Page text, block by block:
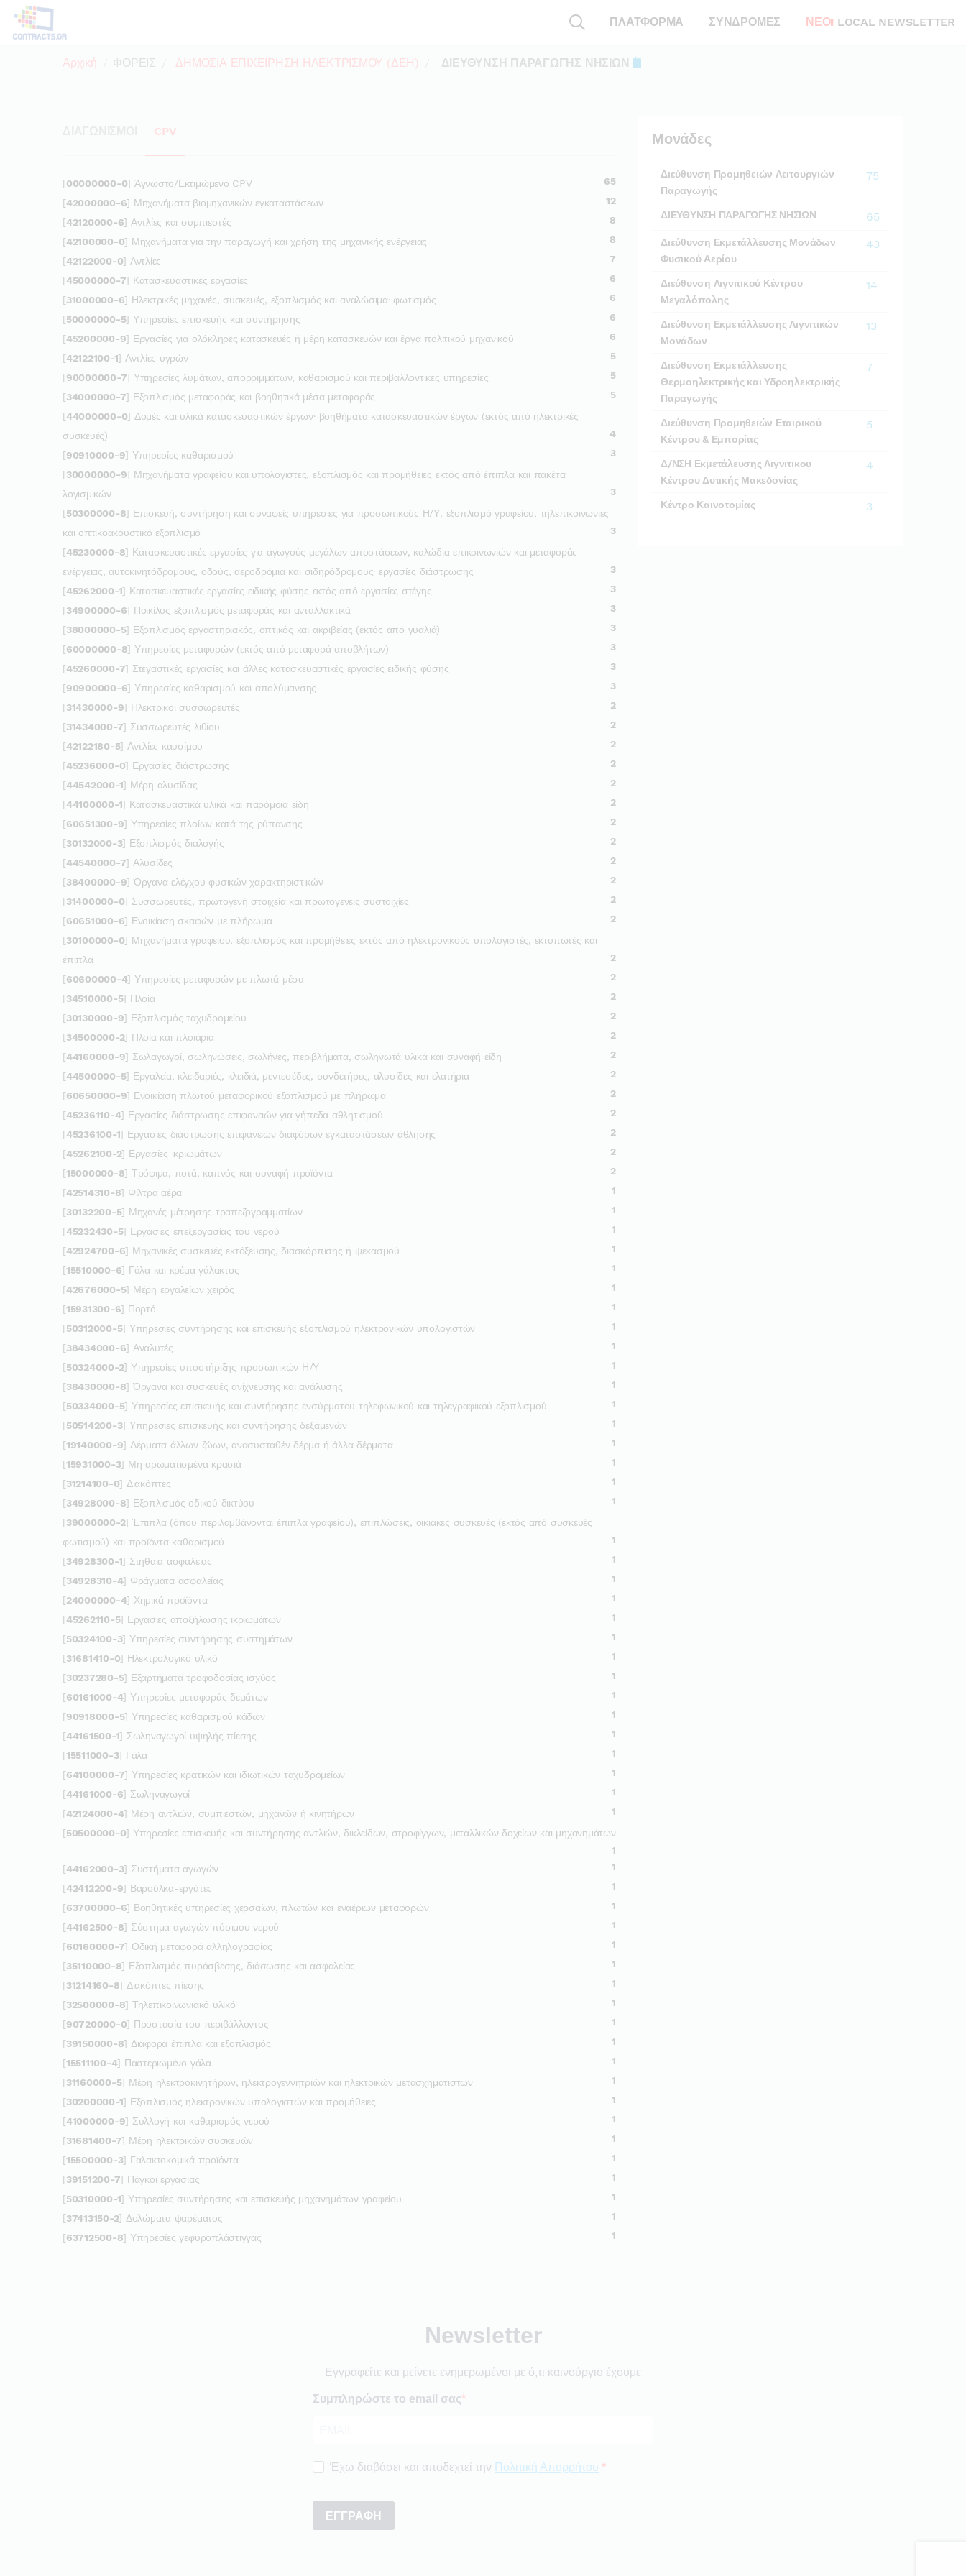
ΠΛΑΤΦΟΡΜΑ ΣΥΝΔΡΟΜΕΣ ΝΕΟ! LOCAL NEWSLETTER
Αρχική ΦΟΡΕΙΣ ΔΗΜΟΣΙΑ ΕΠΙΧΕΙΡΗΣΗ ΗΛΕΚΤΡΙΣΜΟΥ (ΔΕΗ) ΔΙΕΥΘΥΝΣΗ ΠΑΡΑΓΩΓΗΣ ΝΗΣΙΩΝ
Μονάδες
Διεύθυνση Προμηθειών Λειτουργιών
Παραγωγής
75
ΔΙΕΥΘΥΝΣΗ ΠΑΡΑΓΩΓΗΣ ΝΗΣΙΩΝ 65
Διεύθυνση Εκμετάλλευσης Μονάδων
Φυσικού Αερίου
43
Διεύθυνση Λιγνιτικού Κέντρου
Μεγαλόπολης
14
Διεύθυνση Εκμετάλλευσης Λιγνιτικών
Μονάδων
13
Διεύθυνση Εκμετάλλευσης
Θερμοηλεκτρικής και Υδροηλεκτρικής
Παραγωγής
7
Διεύθυνση Προμηθειών Εταιρικού
Κέντρου & Εμπορίας
5
Δ/ΝΣΗ Εκμετάλευσης Λιγνιτικου
Κέντρου Δυτικής Μακεδονίας
4
Κέντρο Καινοτομίας 3
CPV
[00000000-0] Άγνωστο/Εκτιμώμενο CPV
65
[42000000-6] Μηχανήματα βιομηχανικών εγκαταστάσεων
12
[42120000-6] Αντλίες και συμπιεστές
8
[42100000-0] Μηχανήματα για την παραγωγή και χρήση της μηχανικής ενέργειας
8
[42122000-0] Αντλίες
7
[45000000-7] Κατασκευαστικές εργασίες
6
[31000000-6] Ηλεκτρικές μηχανές, συσκευές, εξοπλισμός και αναλώσιμα· φωτισμός
6
[50000000-5] Υπηρεσίες επισκευής και συντήρησης
6
[45200000-9] Εργασίες για ολόκληρες κατασκευές ή μέρη κατασκευών και έργα πολιτικού μηχανικού
6
[42122100-1] Αντλίες υγρών
5
[90000000-7] Υπηρεσίες λυμάτων, απορριμμάτων, καθαρισμού και περιβαλλοντικές υπηρεσίες
5
[34000000-7] Εξοπλισμός μεταφοράς και βοηθητικά μέσα μεταφοράς
5
[44000000-0] Δομές και υλικά κατασκευαστικών έργων· βοηθήματα κατασκευαστικών έργων (εκτός από ηλεκτρικές
συσκευές)
4
[90910000-9] Υπηρεσίες καθαρισμού
3
[30000000-9] Μηχανήματα γραφείου και υπολογιστές, εξοπλισμός και προμήθειες εκτός από έπιπλα και πακέτα
λογισμικών
3
[50300000-8] Επισκευή, συντήρηση και συναφείς υπηρεσίες για προσωπικούς Η/Υ, εξοπλισμό γραφείου, τηλεπικοινωνίες
και οπτικοακουστικό εξοπλισμό
3
[45230000-8] Κατασκευαστικές εργασίες για αγωγούς μεγάλων αποστάσεων, καλώδια επικοινωνιών και μεταφοράς
ενέργειας, αυτοκινητόδρομους, οδούς, αεροδρόμια και σιδηρόδρομους· εργασίες διάστρωσης
3
[45262000-1] Κατασκευαστικές εργασίες ειδικής φύσης εκτός από εργασίες στέγης
3
[34900000-6] Ποικίλος εξοπλισμός μεταφοράς και ανταλλακτικά
3
[38000000-5] Εξοπλισμός εργαστηριακός, οπτικός και ακριβείας (εκτός από γυαλιά)
3
[60000000-8] Υπηρεσίες μεταφορών (εκτός από μεταφορά αποβλήτων)
3
[45260000-7] Στεγαστικές εργασίες και άλλες κατασκευαστικές εργασίες ειδικής φύσης
3
[90900000-6] Υπηρεσίες καθαρισμού και απολύμανσης
3
[31430000-9] Ηλεκτρικοί συσσωρευτές
2
[31434000-7] Συσσωρευτές λιθίου
2
[42122180-5] Αντλίες καυσίμου
2
[45236000-0] Εργασίες διάστρωσης
2
[44542000-1] Μέρη αλυσίδας
2
[44100000-1] Κατασκευαστικά υλικά και παρόμοια είδη
2
[60651300-9] Υπηρεσίες πλοίων κατά της ρύπανσης
2
[30132000-3] Εξοπλισμός διαλογής
2
[44540000-7] Αλυσίδες
2
[38400000-9] Όργανα ελέγχου φυσικών χαρακτηριστικών
2
[31400000-0] Συσσωρευτές, πρωτογενή στοιχεία και πρωτογενείς συστοιχίες
2
[60651000-6] Ενοικίαση σκαφών με πλήρωμα
2
[30100000-0] Μηχανήματα γραφείου, εξοπλισμός και προμήθειες εκτός από ηλεκτρονικούς υπολογιστές, εκτυπωτές και
έπιπλα
2
[60600000-4] Υπηρεσίες μεταφορών με πλωτά μέσα
2
[34510000-5] Πλοία
2
[30130000-9] Εξοπλισμός ταχυδρομείου
2
[34500000-2] Πλοία και πλοιάρια
2
[44160000-9] Σωλαγωγοί, σωληνώσεις, σωλήνες, περιβλήματα, σωληνωτά υλικά και συναφή είδη
2
[44500000-5] Εργαλεία, κλειδαριές, κλειδιά, μεντεσέδες, συνδετήρες, αλυσίδες και ελατήρια
2
[60650000-9] Ενοικίαση πλωτού μεταφορικού εξοπλισμού με πλήρωμα
2
[45236110-4] Εργασίες διάστρωσης επιφανειών για γήπεδα αθλητισμού
2
[45236100-1] Εργασίες διάστρωσης επιφανειών διαφόρων εγκαταστάσεων άθλησης
2
[45262100-2] Εργασίες ικριωμάτων
2
[15000000-8] Τρόφιμα, ποτά, καπνός και συναφή προϊόντα
2
[42514310-8] Φίλτρα αέρα
1
[30132200-5] Μηχανές μέτρησης τραπεζογραμματίων
1
[45232430-5] Εργασίες επεξεργασίας του νερού
1
[42924700-6] Μηχανικές συσκευές εκτόξευσης, διασκόρπισης ή ψεκασμού
1
[15510000-6] Γάλα και κρέμα γάλακτος
1
[42676000-5] Μέρη εργαλείων χειρός
1
[15931300-6] Πορτό
1
[50312000-5] Υπηρεσίες συντήρησης και επισκευής εξοπλισμού ηλεκτρονικών υπολογιστών
1
[38434000-6] Αναλυτές
1
[50324000-2] Υπηρεσίες υποστήριξης προσωπικών Η/Υ
1
[38430000-8] Όργανα και συσκευές ανίχνευσης και ανάλυσης
1
[50334000-5] Υπηρεσίες επισκευής και συντήρησης ενσύρματου τηλεφωνικού και τηλεγραφικού εξοπλισμού
1
[50514200-3] Υπηρεσίες επισκευής και συντήρησης δεξαμενών
1
[19140000-9] Δέρματα άλλων ζώων, ανασυσταθέν δέρμα ή άλλα δέρματα
1
[15931000-3] Μη αρωματισμένα κρασιά
1
[31214100-0] Διακόπτες
1
[34928000-8] Εξοπλισμός οδικού δικτύου
1
[39000000-2] Έπιπλα (όπου περιλαμβάνονται έπιπλα γραφείου), επιπλώσεις, οικιακές συσκευές (εκτός από συσκευές
φωτισμού) και προϊόντα καθαρισμού
1
[34928300-1] Στηθαία ασφαλείας
1
[34928310-4] Φράγματα ασφαλείας
1
[24000000-4] Χημικά προϊόντα
1
[45262110-5] Εργασίες αποξήλωσης ικριωμάτων
1
[50324100-3] Υπηρεσίες συντήρησης συστημάτων
1
[31681410-0] Ηλεκτρολογικό υλικό
1
[30237280-5] Εξαρτήματα τροφοδοσίας ισχύος
1
[60161000-4] Υπηρεσίες μεταφοράς δεμάτων
1
[90918000-5] Υπηρεσίες καθαρισμού κάδων
1
[44161500-1] Σωληναγωγοί υψηλής πίεσης
1
[15511000-3] Γάλα
1
[64100000-7] Υπηρεσίες κρατικών και ιδιωτικών ταχυδρομείων
1
[44161000-6] Σωληναγωγοί
1
[42124000-4] Μέρη αντλιών, συμπιεστών, μηχανών ή κινητήρων
1
[50500000-0] Υπηρεσίες επισκευής και συντήρησης αντλιών, δικλείδων, στροφίγγων, μεταλλικών δοχείων και μηχανημάτων
1
[44162000-3] Συστήματα αγωγών
1
[42412200-9] Βαρούλκα-εργάτες
1
[63700000-6] Βοηθητικές υπηρεσίες χερσαίων, πλωτών και εναέριων μεταφορών
1
[44162500-8] Σύστημα αγωγών πόσιμου νερού
1
[60160000-7] Οδική μεταφορά αλληλογραφίας
1
[35110000-8] Εξοπλισμός πυρόσβεσης, διάσωσης και ασφαλείας
1
[31214160-8] Διακόπτες πίεσης
1
[32500000-8] Τηλεπικοινωνιακό υλικό
1
[90720000-0] Προστασία του περιβάλλοντος
1
[39150000-8] Διάφορα έπιπλα και εξοπλισμός
1
[15511100-4] Παστεριωμένο γάλα
1
[31160000-5] Μέρη ηλεκτροκινητήρων, ηλεκτρογεννητριών και ηλεκτρικών μετασχηματιστών
1
[30200000-1] Εξοπλισμός ηλεκτρονικών υπολογιστών και προμήθειες
1
[41000000-9] Συλλογή και καθαρισμός νερού
1
[31681400-7] Μέρη ηλεκτρικών συσκευών
1
[15500000-3] Γαλακτοκομικά προϊόντα
1
[39151200-7] Πάγκοι εργασίας
1
[50310000-1] Υπηρεσίες συντήρησης και επισκευής μηχανημάτων γραφείου
1
[37413150-2] Δολώματα ψαρέματος
1
[63712500-8] Υπηρεσίες γεφυροπλάστιγγας 1